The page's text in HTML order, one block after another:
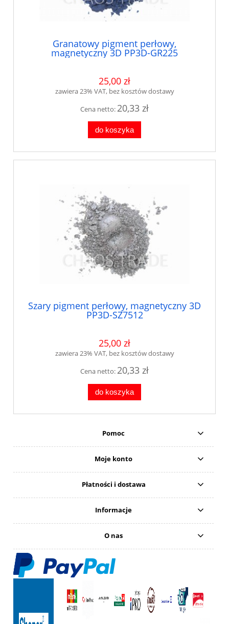
Granatowy pigment perłowy,
magnetyczny 3D PP3D-GR225
25,00 zł
zawiera 23% VAT, bez kosztów dostawy
Cena netto: 20,33 zł
do koszyka
Szary pigment perłowy, magnetyczny 3D
PP3D-SZ7512
25,00 zł
zawiera 23% VAT, bez kosztów dostawy
Cena netto: 20,33 zł
do koszyka
Pomoc
Moje konto
Płatności i dostawa
Informacje
O nas